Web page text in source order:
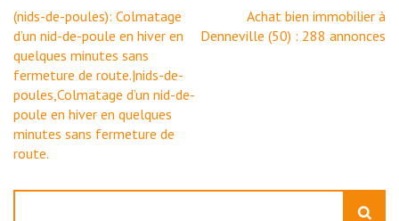
Navigation
de
l’article
(nids-de-poules): Colmatage
d’un nid-de-poule en hiver en
quelques minutes sans
fermeture de route.|nids-de-
poules,Colmatage d’un nid-de-
poule en hiver en quelques
minutes sans fermeture de
route.
Achat bien immobilier à
Denneville (50) : 288 annonces